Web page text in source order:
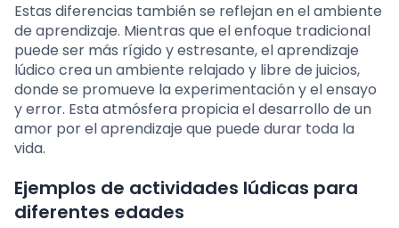
Estas diferencias también se reflejan en el ambiente
de aprendizaje. Mientras que el enfoque tradicional
puede ser más rígido y estresante, el aprendizaje
lúdico crea un ambiente relajado y libre de juicios,
donde se promueve la experimentación y el ensayo
y error. Esta atmósfera propicia el desarrollo de un
amor por el aprendizaje que puede durar toda la
vida.
Ejemplos de actividades lúdicas para
diferentes edades